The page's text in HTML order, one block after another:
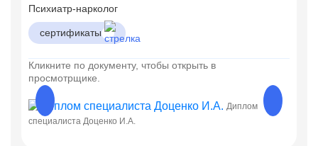
Психиатр-нарколог
сертификаты
Кликните по документу, чтобы открыть в
просмотрщике.
Диплом
специалиста Доценко И.А.